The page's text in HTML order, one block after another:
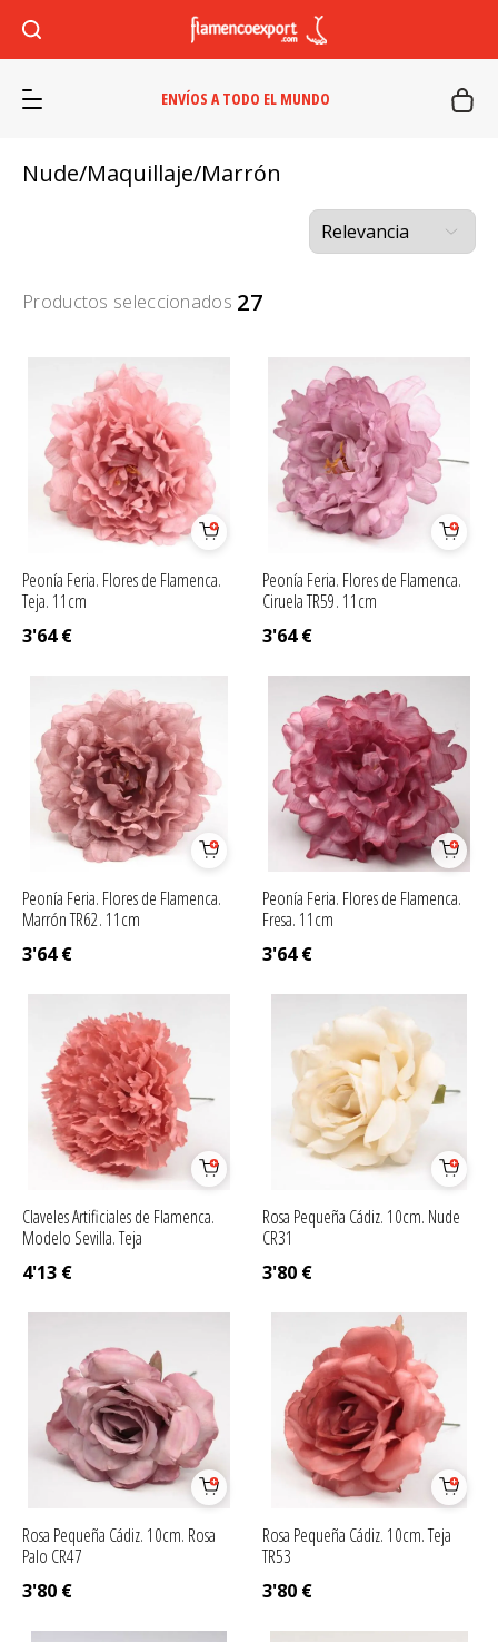
ENVÍOS A TODO EL MUNDO
Nude/Maquillaje/Marrón
Productos seleccionados 27
Peonía Feria. Flores de Flamenca.
Teja. 11cm
3'64€
Peonía Feria. Flores de Flamenca.
Ciruela TR59. 11cm
3'64€
Peonía Feria. Flores de Flamenca.
Marrón TR62. 11cm
3'64€
Peonía Feria. Flores de Flamenca.
Fresa. 11cm
3'64€
Claveles Artificiales de Flamenca.
Modelo Sevilla. Teja
4'13 €
Rosa Pequeña Cádiz. 10cm. Nude
CR31
3'80 €
Rosa Pequeña Cádiz. 10cm. Rosa
Palo CR47
3'80 €
Rosa Pequeña Cádiz. 10cm. Teja
TR53
3'80 €